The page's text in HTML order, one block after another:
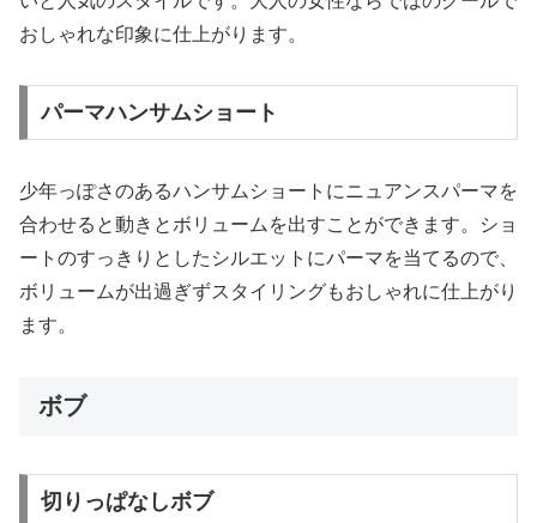
おしゃれな印象に仕上がります。
パーマハンサムショート
少年っぽさのあるハンサムショートにニュアンスパーマを
合わせると動きとボリュームを出すことができます。ショ
ートのすっきりとしたシルエットにパーマを当てるので、
ボリュームが出過ぎずスタイリングもおしゃれに仕上がり
ます。
ボブ
切りっぱなしボブ